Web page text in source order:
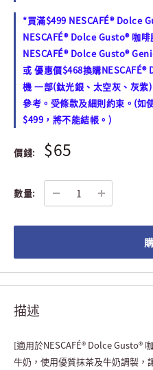
*買滿$499 NESCAFÉ® Dolce
NESCAFÉ® Dolce Gusto® 咖
NESCAFÉ® Dolce Gusto®
或 優惠價$468換購
機 一部(鈦光銀、太空灰、灰
參考。受條款及細則約束。(如
$499，將不能結帳。)
價錢: $65
數量:
描述
[適用於NESCAFÉ® Dolce Gusto®
牛奶，使用優質抹茶及牛奶調製，